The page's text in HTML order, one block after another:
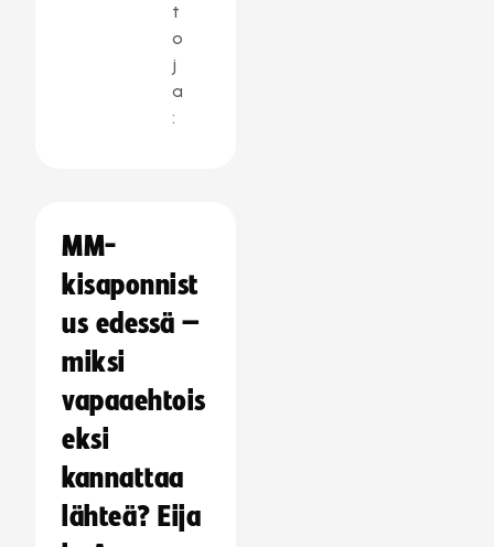
t
o
j
a
:
MM-
kisaponnist
us edessä –
miksi
vapaaehtois
eksi
kannattaa
lähteä? Eija